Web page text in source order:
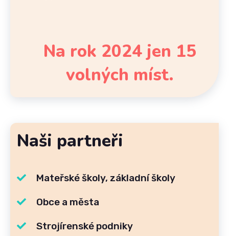
Na rok 2024 jen 15
volných míst.
Naši partneři
Mateřské školy, základní školy
Obce a města
Strojírenské podniky